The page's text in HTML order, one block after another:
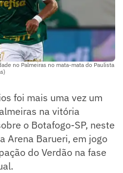
no Palmeiras no mata-mata do Paulista
foi mais uma vez um
na vitória
o Botafogo-SP, neste
Arena Barueri, em jogo
do Verdão na fase